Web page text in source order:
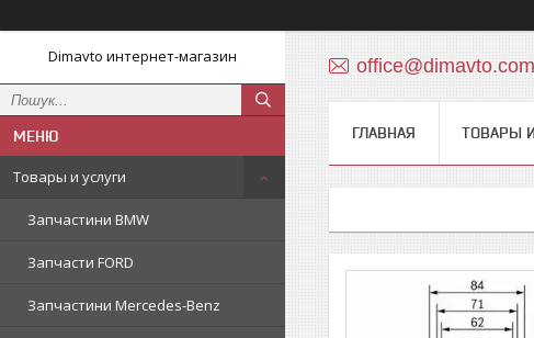
Dimavto интернет-магазин
Товары и услуги
Запчастини BMW
Запчасти FORD
Запчастини Mercedes-Benz
office@dimavto.com
ГЛАВНАЯ ТОВАРЫ